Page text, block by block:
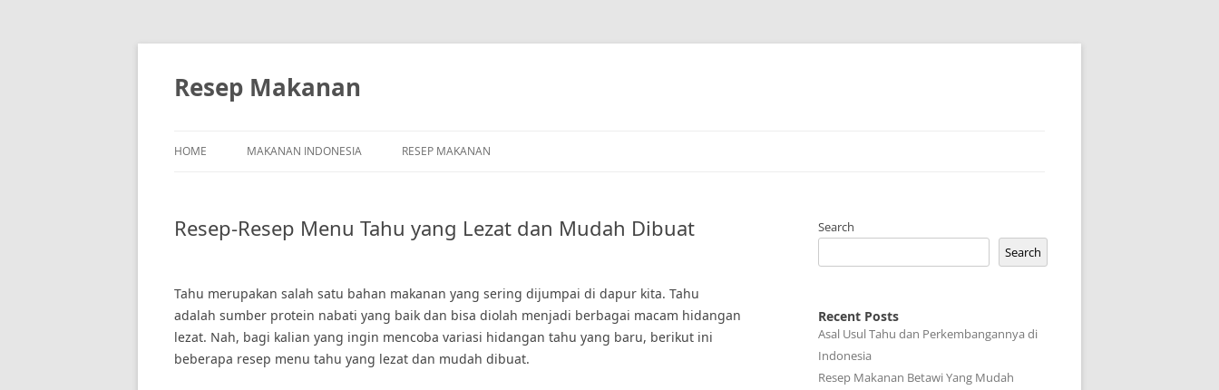
Skip
Resep Makanan
HOME MAKANAN INDONESIA RESEP MAKANAN
Resep-Resep Menu Tahu yang Lezat dan Mudah Dibuat
Tahu merupakan salah satu bahan makanan yang sering dijumpai di dapur kita. Tahu
adalah sumber protein nabati yang baik dan bisa diolah menjadi berbagai macam hidangan
lezat. Nah, bagi kalian yang ingin mencoba variasi hidangan tahu yang baru, berikut ini
beberapa resep menu tahu yang lezat dan mudah dibuat.
Search
Search
Recent Posts
Asal Usul Tahu dan Perkembangannya di
Indonesia
Resep Makanan Betawi Yang Mudah